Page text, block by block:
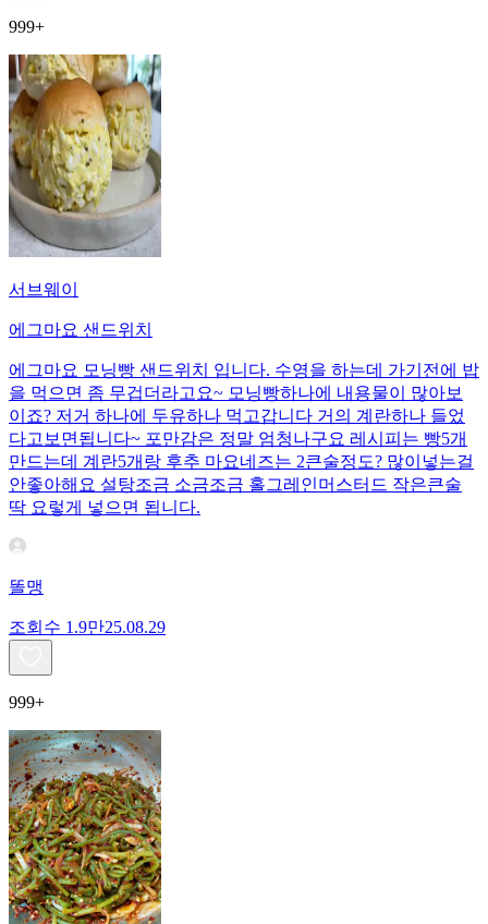
999+
서브웨이
에그마요 샌드위치
에그마요 모닝빵 샌드위치 입니다. 수영을 하는데 가기전에 밥
을 먹으면 좀 무겁더라고요~ 모닝빵하나에 내용물이 많아보
이죠? 저거 하나에 두유하나 먹고갑니다 거의 계란하나 들었
다고보면됩니다~ 포만감은 정말 엄청나구요 레시피는 빵5개
만드는데 계란5개랑 후추 마요네즈는 2큰술정도? 많이넣는걸
안좋아해요 설탕조금 소금조금 홀그레인머스터드 작은큰술
딱 요렇게 넣으면 됩니다.
똘맹
조회수 1.9만25.08.29
999+